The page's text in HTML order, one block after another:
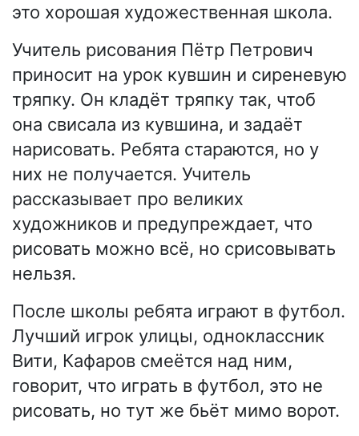
это хорошая художественная школа.
Учитель рисования Пётр Петрович
приносит на урок кувшин и сиреневую
тряпку. Он кладёт тряпку так, чтоб
она свисала из кувшина, и задаёт
нарисовать. Ребята стараются, но у
них не получается. Учитель
рассказывает про великих
художников и предупреждает, что
рисовать можно всё, но срисовывать
нельзя.
После школы ребята играют в футбол.
Лучший игрок улицы, одноклассник
Вити, Кафаров смеётся над ним,
говорит, что играть в футбол, это не
рисовать, но тут же бьёт мимо ворот.